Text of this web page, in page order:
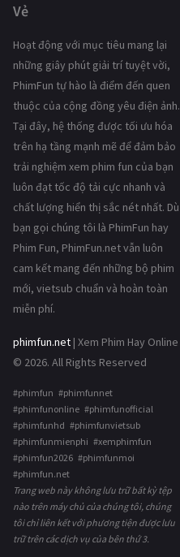
Vẻ
Hoạt động với mục tiêu mang lại
những giây phút giải trí tuyệt vời,
PhimFun tự hào là điểm đến quen
thuộc của cộng đồng yêu điện ảnh.
Tại đây, hệ thống được tối ưu hóa
trên hạ tầng mạnh mẽ để đảm bảo
trải nghiệm xem phim fun của bạn
luôn đạt tốc độ tải cực nhanh và
chất lượng hiển thị sắc nét nhất. Dù
bạn gọi chúng tôi là PhimFun hay
Phim Fun, PhimFun.net vẫn luôn
cam kết mang đến những bộ phim
mới, vietsub chuẩn và hoàn toàn
miễn phí.
phimfun.net | Xem Phim Hay Online
© 2026. All Rights Reserved
#phimfun #phimfunnet
#phimfunonline #phimfunofficial
#phimfunhd #phimfunvietsub
#phimfunmienphi #xemphimfun
#phimfun2026 #phimfunmoi
#phimfun.net
Trang web này không lưu trữ bất kỳ tệp
nào trên máy chủ của chúng tôi, chúng
tôi chỉ liên kết với phương tiện được lưu
trữ trên các dịch vụ của bên thứ 3.